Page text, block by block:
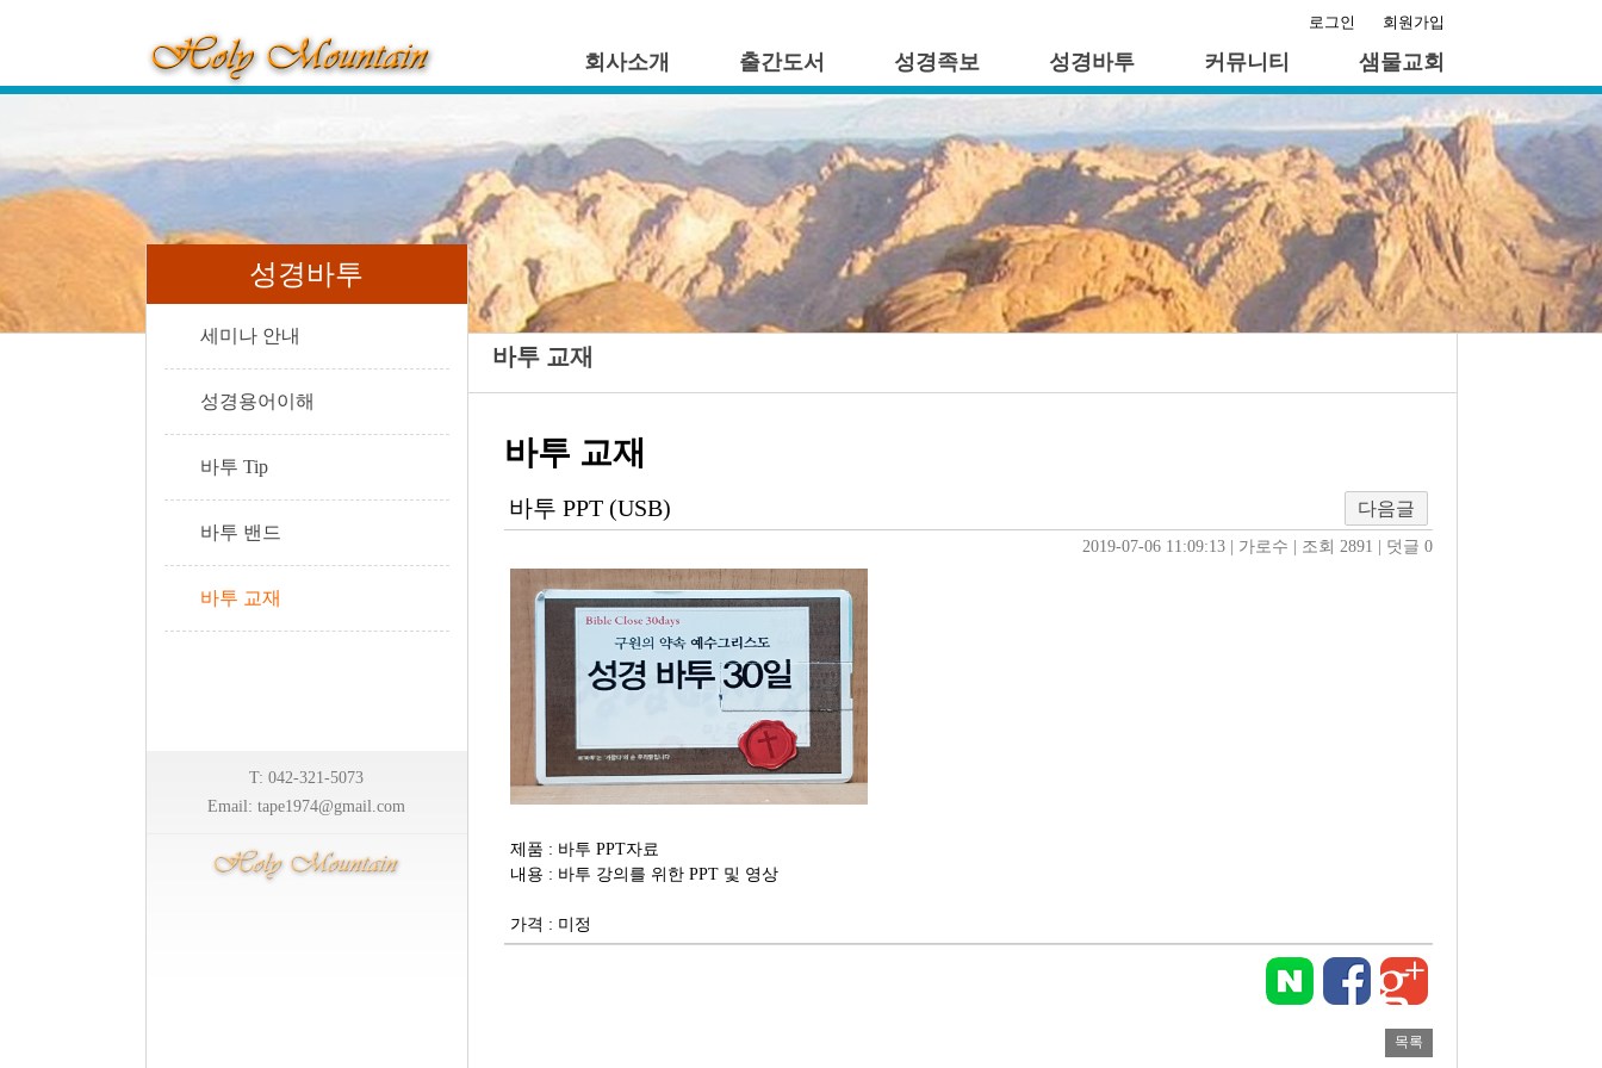
로그인 회원가입
회사소개 출간도서 성경족보 성경바투 커뮤니티 샘물교회
성경바투
세미나 안내
성경용어이해
바투 Tip
바투 밴드
바투 교재
T: 042-321-5073
Email: tape1974@gmail.com
바투 교재
바투 교재
다음글
바투 PPT (USB)
2019-07-06 11:09:13| 가로수 | 조회 2891 | 덧글 0
제품 : 바투 PPT자료
내용 : 바투 강의를 위한 PPT 및 영상
가격 : 미정